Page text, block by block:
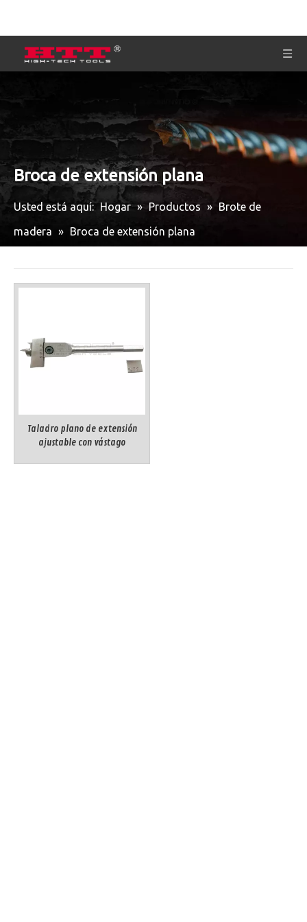
Broca de extensión plana
Usted está aquí: Hogar » Productos » Brote de
madera » Broca de extensión plana
Taladro plano de extensión
ajustable con vástago